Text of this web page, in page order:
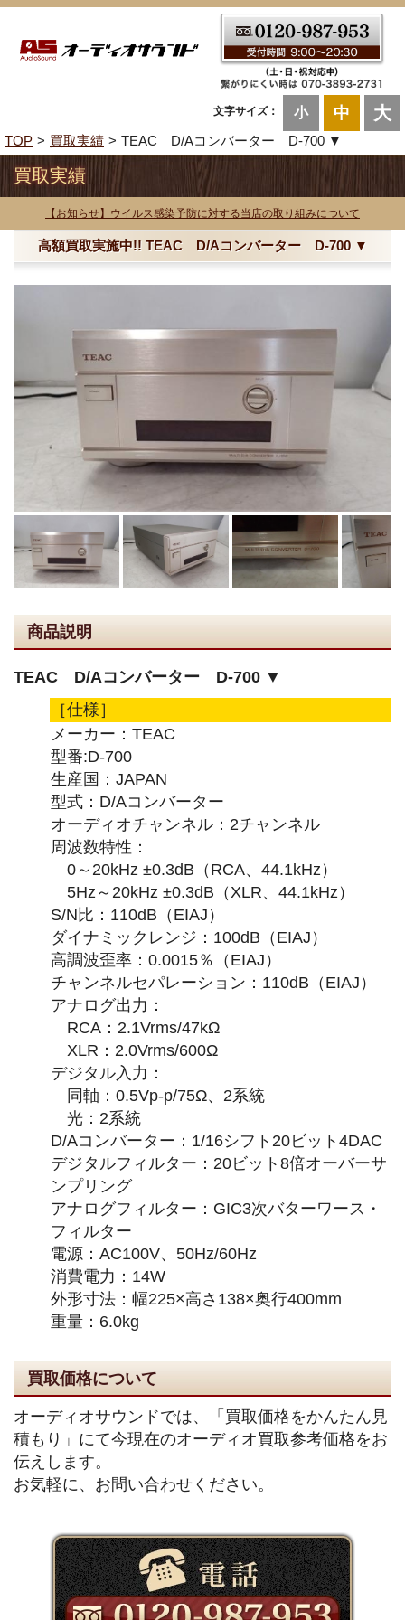
文字サイズ： 小 中 大
TOP 買取実績 TEAC D/Aコンバーター D-700 ▼
買取実績
【お知らせ】ウイルス感染予防に対する当店の取り組みについて
高額買取実施中!! TEAC D/Aコンバーター D-700 ▼
商品説明
TEAC D/Aコンバーター D-700 ▼
［仕様］
メーカー：TEAC
型番:D-700
生産国：JAPAN
型式：D/Aコンバーター
オーディオチャンネル：2チャンネル
周波数特性：
0～20kHz ±0.3dB（RCA、44.1kHz）
5Hz～20kHz ±0.3dB（XLR、44.1kHz）
S/N比：110dB（EIAJ）
ダイナミックレンジ：100dB（EIAJ）
高調波歪率：0.0015％（EIAJ）
チャンネルセパレーション：110dB（EIAJ）
アナログ出力：
RCA：2.1Vrms/47kΩ
XLR：2.0Vrms/600Ω
デジタル入力：
同軸：0.5Vp-p/75Ω、2系統
光：2系統
D/Aコンバーター：1/16シフト20ビット4DAC
デジタルフィルター：20ビット8倍オーバーサ
ンプリング
アナログフィルター：GIC3次バターワース・
フィルター
電源：AC100V、50Hz/60Hz
消費電力：14W
外形寸法：幅225×高さ138×奥行400mm
重量：6.0kg
買取価格について
オーディオサウンドでは、「買取価格をかんたん見
積もり」にて今現在のオーディオ買取参考価格をお
伝えします。
お気軽に、お問い合わせください。